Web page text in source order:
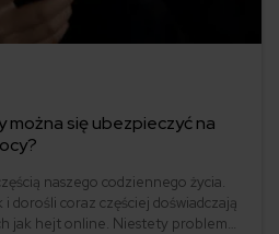
można się ubezpieczyć na
naszego codziennego życia.
dorośli coraz częściej doświadczają
jak hejt online. Niestety problem